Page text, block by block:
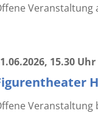
Veranstaltung
, 15.30 Uhr
Veranstaltung